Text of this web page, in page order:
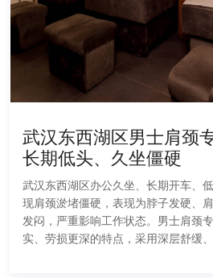
武汉东西湖区男士肩颈
长期低头、久坐僵硬
武汉东西湖区办公久坐、长期开车、
现肩颈淤堵僵硬，表现为脖子发硬、
发闷，严重影响工作状态。男士肩颈
实、劳损更深的特点，采用深层舒缓